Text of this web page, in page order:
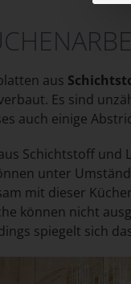
aus
Es sind
auch einige
Schichtstoff und
unter
mit dieser
können nicht
spiegelt sich